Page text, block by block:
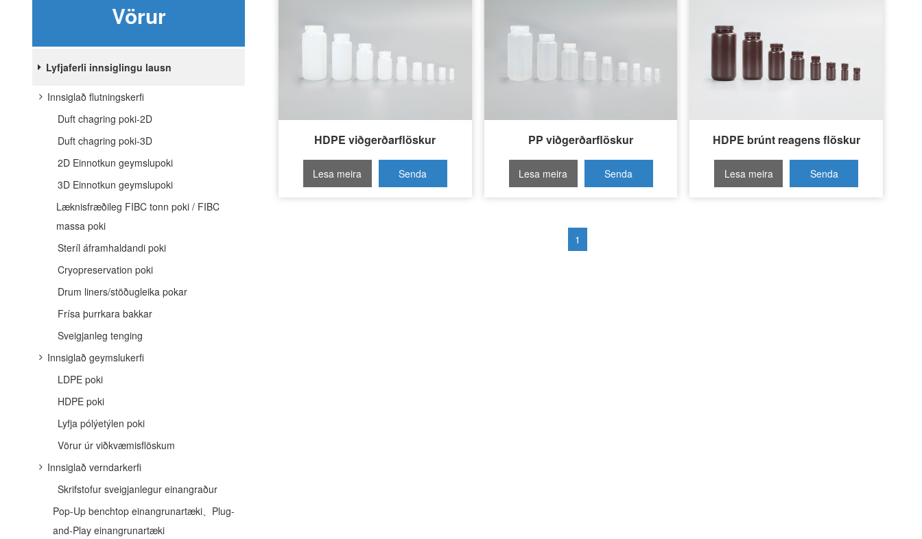
Vörur
Lyfjaferli innsiglingu lausn
Innsiglað flutningskerfi
Duft chagring poki-2D
Duft chagring poki-3D
2D Einnotkun geymslupoki
3D Einnotkun geymslupoki
Læknisfræðileg FIBC tonn poki / FIBC
massa poki
Steríl áframhaldandi poki
Cryopreservation poki
Drum liners/stöðugleika pokar
Frísa þurrkara bakkar
Sveigjanleg tenging
Innsiglað geymslukerfi
LDPE poki
HDPE poki
Lyfja pólýetýlen poki
Vörur úr viðkvæmisflöskum
Innsiglað verndarkerfi
Skrifstofur sveigjanlegur einangraður
Pop-Up benchtop einangrunartæki、Plug-
and-Play einangrunartæki
HDPE viðgerðarflöskur
Lesa meira
Senda
fyrirspurn
PP viðgerðarflöskur
Lesa meira
Senda
fyrirspurn
HDPE brúnt reagens flöskur
Lesa meira
Senda
fyrirspurn
1